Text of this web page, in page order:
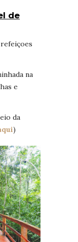
de
na
e
da
)